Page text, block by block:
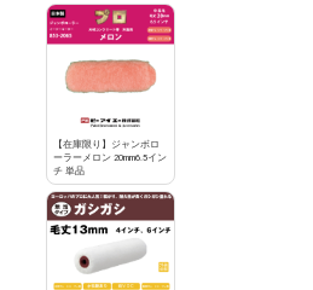
【在庫限り】ジャンボロ
ーラーメロン 20mm6.5イン
チ 単品